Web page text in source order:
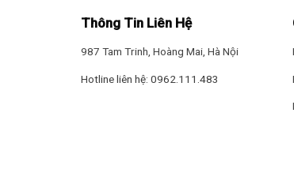
Thông Tin Liên Hệ
987 Tam Trinh, Hoàng Mai, Hà Nội
Hotline liên hệ: 0962.111.483